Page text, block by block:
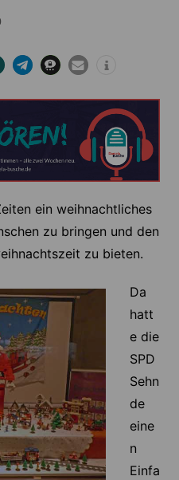
ein weihnachtliches
zu bringen und den
zu bieten.
Da
hatt
e die
SPD
Sehn
de
eine
n
Einfa